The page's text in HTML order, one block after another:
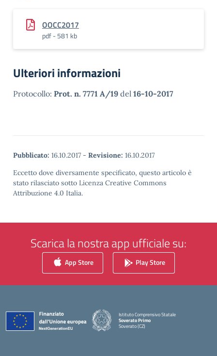
OOCC2017
pdf - 581 kb
Ulteriori informazioni
Protocollo: Prot. n. 7771 A/19 del 16-10-2017
Pubblicato: 16.10.2017 - Revisione: 16.10.2017
Eccetto dove diversamente specificato, questo articolo è
stato rilasciato sotto Licenza Creative Commons
Attribuzione 4.0 Italia.
Scarica la nostra app ufficiale su:
App Store Play Store
Istituto Comprensivo Statale
Soverato Primo
Soverato (CZ)